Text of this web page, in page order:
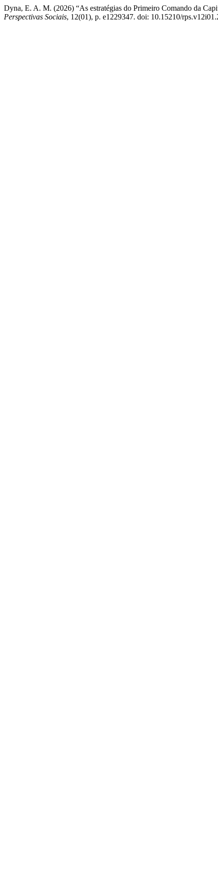
Dyna, E. A. M. (2026) “As estratégias do Primeiro Comando da
Perspectivas Sociais, 12(01), p. e1229347. doi: 10.15210/